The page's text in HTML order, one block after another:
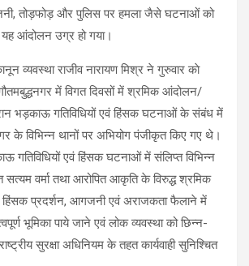
तोड़फोड़ और पुलिस पर हमला जैसे घटनाओं को
आंदोलन उग्र हो गया।
व्यवस्था राजीव नारायण मिश्र ने गुरुवार काे
में विगत दिवसों में श्रमिक आंदोलन/
भड़काऊ गतिविधियों एवं हिंसक घटनाओं के संबंध में
के विभिन्न थानों पर अभियोग पंजीकृत किए गए थे।
गतिविधियों एवं हिंसक घटनाओं में संलिप्त विभिन्न
सत्यम वर्मा तथा आरोपित आकृति के विरुद्ध श्रमिक
प्रदर्शन, आगजनी एवं अराजकता फैलाने में
भूमिका पाये जाने एवं लोक व्यवस्था को छिन्न-
सुरक्षा अधिनियम के तहत कार्यवाही सुनिश्चित